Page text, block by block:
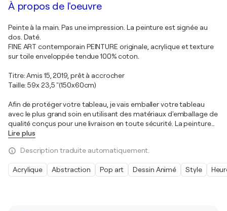
À propos de l'oeuvre
Peinte à la main. Pas une impression. La peinture est signée au
dos. Daté.
FINE ART contemporain PEINTURE originale, acrylique et texture
sur toile enveloppée tendue 100% coton.
Titre: Amis 15, 2019, prêt à accrocher
Taille: 59x 23,5 "(150x60cm)
Afin de protéger votre tableau, je vais emballer votre tableau
avec le plus grand soin en utilisant des matériaux d'emballage de
qualité conçus pour une livraison en toute sécurité. La peinture…
Lire plus
Description traduite automatiquement.
Acrylique Abstraction Pop art Dessin Animé Style